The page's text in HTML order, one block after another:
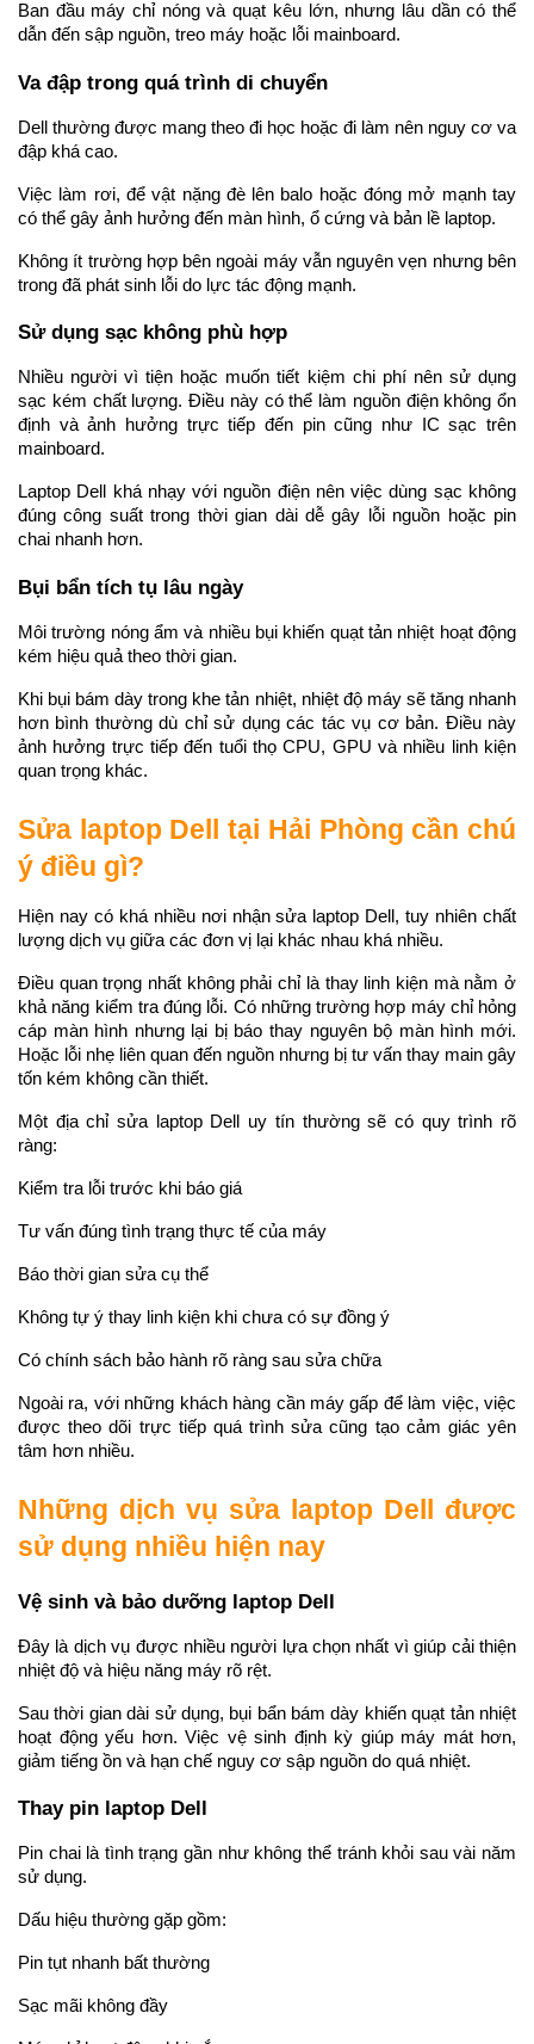
Ban đầu máy chỉ nóng và quạt kêu lớn, nhưng lâu dần có thể
dẫn đến sập nguồn, treo máy hoặc lỗi mainboard.
Va đập trong quá trình di chuyển
Dell thường được mang theo đi học hoặc đi làm nên nguy cơ va
đập khá cao.
Việc làm rơi, để vật nặng đè lên balo hoặc đóng mở mạnh tay
có thể gây ảnh hưởng đến màn hình, ổ cứng và bản lề laptop.
Không ít trường hợp bên ngoài máy vẫn nguyên vẹn nhưng bên
trong đã phát sinh lỗi do lực tác động mạnh.
Sử dụng sạc không phù hợp
Nhiều người vì tiện hoặc muốn tiết kiệm chi phí nên sử dụng
sạc kém chất lượng. Điều này có thể làm nguồn điện không ổn
định và ảnh hưởng trực tiếp đến pin cũng như IC sạc trên
mainboard.
Laptop Dell khá nhạy với nguồn điện nên việc dùng sạc không
đúng công suất trong thời gian dài dễ gây lỗi nguồn hoặc pin
chai nhanh hơn.
Bụi bẩn tích tụ lâu ngày
Môi trường nóng ẩm và nhiều bụi khiến quạt tản nhiệt hoạt động
kém hiệu quả theo thời gian.
Khi bụi bám dày trong khe tản nhiệt, nhiệt độ máy sẽ tăng nhanh
hơn bình thường dù chỉ sử dụng các tác vụ cơ bản. Điều này
ảnh hưởng trực tiếp đến tuổi thọ CPU, GPU và nhiều linh kiện
quan trọng khác.
Sửa laptop Dell tại Hải Phòng cần chú
ý điều gì?
Hiện nay có khá nhiều nơi nhận sửa laptop Dell, tuy nhiên chất
lượng dịch vụ giữa các đơn vị lại khác nhau khá nhiều.
Điều quan trọng nhất không phải chỉ là thay linh kiện mà nằm ở
khả năng kiểm tra đúng lỗi. Có những trường hợp máy chỉ hỏng
cáp màn hình nhưng lại bị báo thay nguyên bộ màn hình mới.
Hoặc lỗi nhẹ liên quan đến nguồn nhưng bị tư vấn thay main gây
tốn kém không cần thiết.
Một địa chỉ sửa laptop Dell uy tín thường sẽ có quy trình rõ
ràng:
Kiểm tra lỗi trước khi báo giá
Tư vấn đúng tình trạng thực tế của máy
Báo thời gian sửa cụ thể
Không tự ý thay linh kiện khi chưa có sự đồng ý
Có chính sách bảo hành rõ ràng sau sửa chữa
Ngoài ra, với những khách hàng cần máy gấp để làm việc, việc
được theo dõi trực tiếp quá trình sửa cũng tạo cảm giác yên
tâm hơn nhiều.
Những dịch vụ sửa laptop Dell được
sử dụng nhiều hiện nay
Vệ sinh và bảo dưỡng laptop Dell
Đây là dịch vụ được nhiều người lựa chọn nhất vì giúp cải thiện
nhiệt độ và hiệu năng máy rõ rệt.
Sau thời gian dài sử dụng, bụi bẩn bám dày khiến quạt tản nhiệt
hoạt động yếu hơn. Việc vệ sinh định kỳ giúp máy mát hơn,
giảm tiếng ồn và hạn chế nguy cơ sập nguồn do quá nhiệt.
Thay pin laptop Dell
Pin chai là tình trạng gần như không thể tránh khỏi sau vài năm
sử dụng.
Dấu hiệu thường gặp gồm:
Pin tụt nhanh bất thường
Sạc mãi không đầy